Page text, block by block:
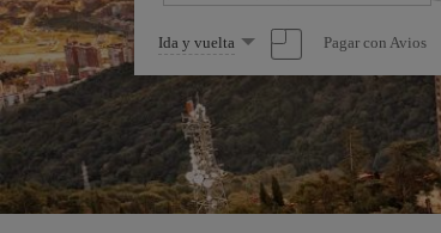
Seleccione
una
opción
Ida y vuelta Pagar con Avios